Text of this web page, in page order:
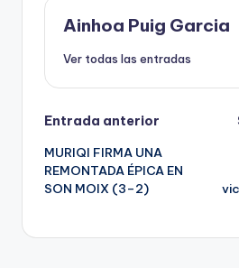
Ainhoa Puig Garcia
Ver todas las entradas
Entrada anterior
MURIQI FIRMA UNA
REMONTADA ÉPICA EN
SON MOIX (3–2)